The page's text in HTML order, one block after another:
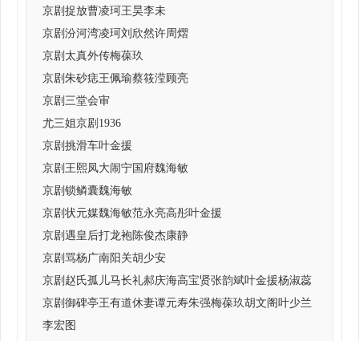
京剧捉放曹凌珂王昊李未
京剧汾河湾凌珂刘欣然许周熠
京剧太真外传梅葆玖
京剧朱砂痣王佩瑜蔡筱滢顾亮
京剧三堂会审
尤三姐京剧1936
京剧挑滑车叶金援
京剧王熙凤大闹宁国府魏海敏
京剧锁鳞囊魏海敏
京剧状元媒魏海敏范永亮高彤叶金援
京剧遇皇后打龙袍陈俊杰康静
京剧骂杨广南阳关胡少安
京剧赵氏孤儿马长礼郝庆海高宝贤张韵斌叶金援杨淑蕊
京剧御碑亭王有道休妻谭元寿朱强梅葆玖胡文阁叶少兰
李宏图